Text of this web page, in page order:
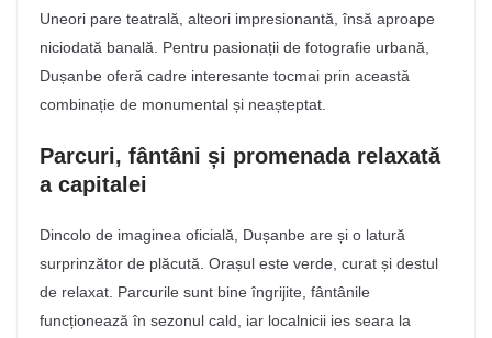
Uneori pare teatrală, alteori impresionantă, însă aproape
niciodată banală. Pentru pasionații de fotografie urbană,
Dușanbe oferă cadre interesante tocmai prin această
combinație de monumental și neașteptat.
Parcuri, fântâni și promenada relaxată
a capitalei
Dincolo de imaginea oficială, Dușanbe are și o latură
surprinzător de plăcută. Orașul este verde, curat și destul
de relaxat. Parcurile sunt bine îngrijite, fântânile
funcționează în sezonul cald, iar localnicii ies seara la